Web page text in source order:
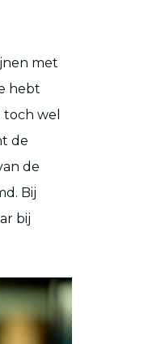
met
hebt
wel
de
de
Bij
bij